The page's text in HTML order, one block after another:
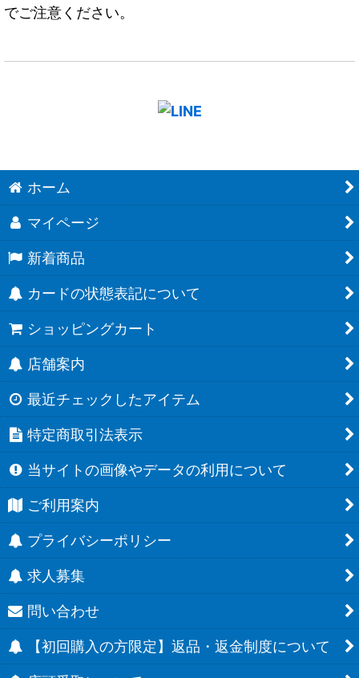
でご注意ください。
ホーム
マイページ
新着商品
カードの状態表記について
ショッピングカート
店舗案内
最近チェックしたアイテム
特定商取引法表示
当サイトの画像やデータの利用について
ご利用案内
プライバシーポリシー
求人募集
問い合わせ
【初回購入の方限定】返品・返金制度について